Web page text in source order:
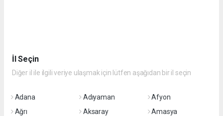
İl Seçin
Diğer il ile ilgili veriye ulaşmak için lütfen aşağıdan bir il seçin
Adana Adıyaman
Afyon
Ağrı
Aksaray
Amasya